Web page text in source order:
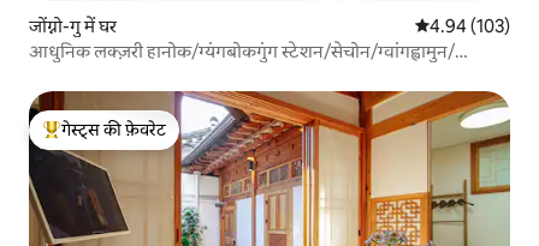
जोंग्नो-गु में घर औसत रेटिंग 5 में से
4.94 (103)
आधुनिक लक्ज़री हानोक/ग्यंगबोकगुंग स्टेशन/सेचोन/ग्वांगह्वामुन/
गेस्ट्स का टॉप फ़ेवरेट
गेस्ट्स की फ़ेवरेट